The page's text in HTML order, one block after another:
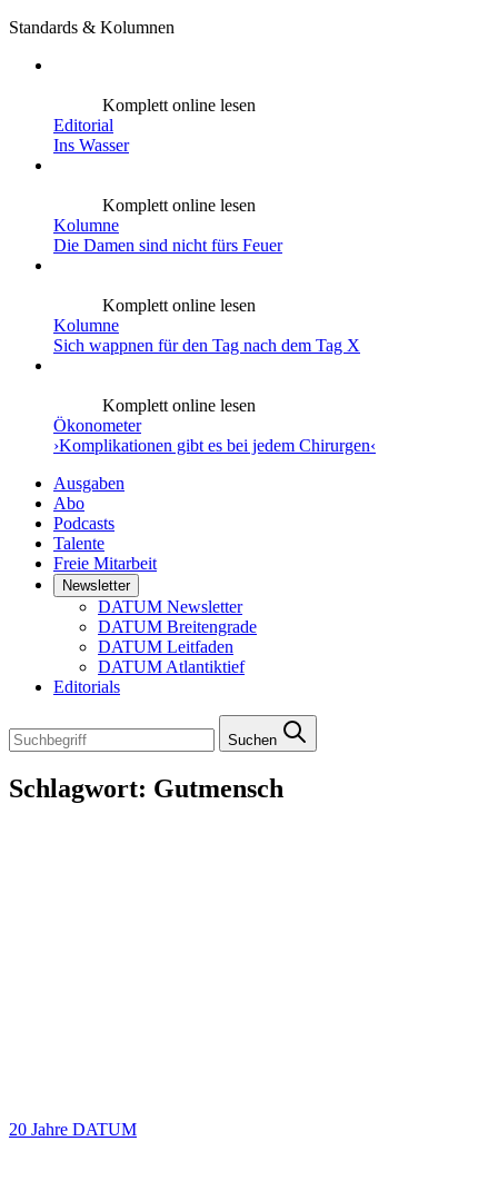
Standards & Kolumnen
Komplett online lesen
Editorial
Ins Wasser
Komplett online lesen
Kolumne
Die Damen sind nicht fürs Feuer
Komplett online lesen
Kolumne
Sich wappnen für den Tag nach dem Tag X
Komplett online lesen
Ökonometer
›Komplikationen gibt es bei jedem Chirurgen‹
Ausgaben
Abo
Podcasts
Talente
Freie Mitarbeit
Newsletter
DATUM Newsletter
DATUM Breitengrade
DATUM Leitfaden
DATUM Atlantiktief
Editorials
Suchen
Schlagwort: Gutmensch
20 Jahre DATUM